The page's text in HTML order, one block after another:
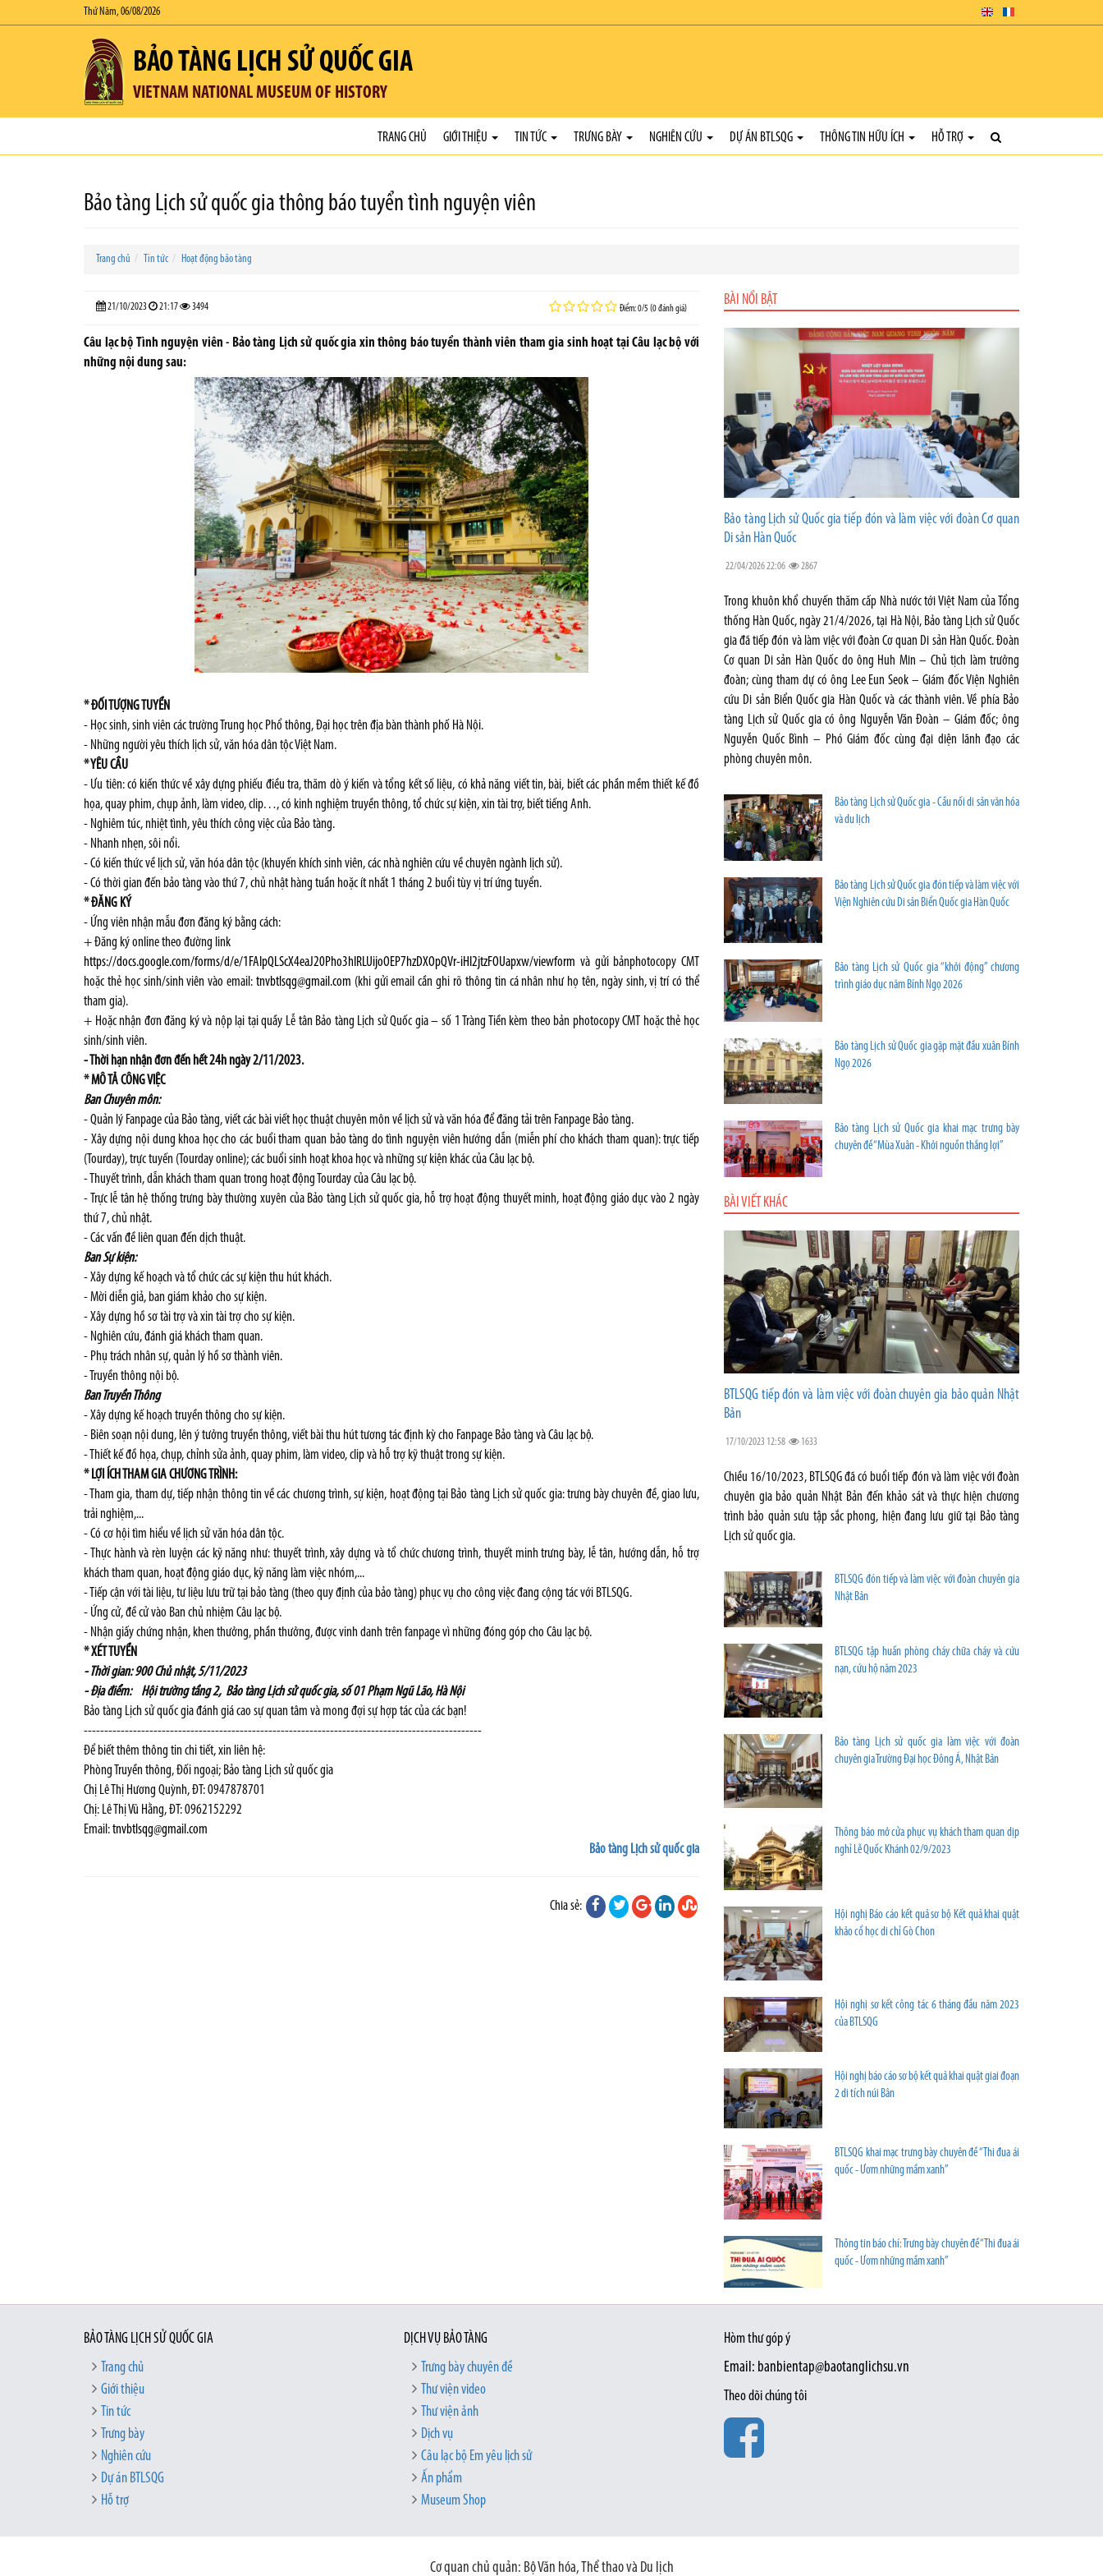
Thứ Năm, 06/08/2026
BẢO TÀNG LỊCH SỬ QUỐC GIA
VIETNAM NATIONAL MUSEUM OF HISTORY
TRANG CHỦ GIỚI THIỆU TIN TỨC TRƯNG BÀY NGHIÊN CỨU DỰ ÁN BTLSQG THÔNG TIN HỮU ÍCH HỖ TRỢ
Bảo tàng Lịch sử quốc gia thông báo tuyển tình nguyện viên
Trang chủ Tin tức Hoạt động bảo tàng
21/10/2023 21:17 3494 Điểm: 0/5 (0 đánh giá)
Câu lạc bộ Tình nguyện viên - Bảo tàng Lịch sử quốc gia xin thông báo tuyển thành viên tham gia sinh hoạt tại Câu lạc bộ với
những nội dung sau:
* ĐỐI TƯỢNG TUYỂN
- Học sinh, sinh viên các trường Trung học Phổ thông, Đại họctrên địa bàn thành phố Hà Nội.
- Những người yêu thích lịch sử, văn hóa dân tộc Việt Nam.
* YÊU CẦU
- Ưu tiên: có kiến thức về xây dựng phiếu điều tra, thăm dò ý kiến và tổng kết số liệu, có khả năng viết tin, bài, biết các phần mềm thiết kế đồ
họa, quay phim, chụp ảnh, làm video, clip…, có kinh nghiệm truyền thông, tổ chức sự kiện, xin tài trợ, biết tiếng Anh.
- Nghiêm túc, nhiệt tình, yêu thích công việc của Bảo tàng.
- Nhanh nhẹn, sôi nổi.
- Có kiến thức về lịch sử, văn hóa dân tộc (khuyến khích sinh viên, các nhà nghiên cứu về chuyên ngành lịch sử).
- Có thời gian đến bảo tàng vào thứ 7, chủ nhật hàng tuần hoặc ít nhất 1 tháng 2 buổi tùy vị trí ứng tuyển.
* ĐĂNG KÝ
- Ứng viên nhận mẫu đơn đăng ký bằng cách:
+ Đăng ký online theo đường link
https://docs.google.com/forms/d/e/1FAIpQLScX4eaJ20Pho3hIRLUijoOEP7hzDXOpQVr-iHI2jtzFOUapxw/viewform và gửi bảnphotocopy CMT
hoặc thẻ học sinh/sinh viên vào email: tnvbtlsqg@gmail.com (khi gửi email cần ghi rõ thông tin cá nhân như họ tên, ngày sinh, vị trí có thể
tham gia).
+ Hoặc nhận đơn đăng ký và nộp lại tại quầy Lễ tân Bảo tàng Lịch sử Quốc gia – số 1 Tràng Tiền kèm theo bản photocopy CMT hoặc thẻ học
sinh/sinh viên.
- Thời hạn nhận đơn đến hết 24h ngày 2/11/2023.
* MÔ TẢ CÔNG VIỆC
Ban Chuyên môn:
- Quản lý Fanpage của Bảo tàng, viết các bài viết học thuật chuyên môn về lịch sử và văn hóa để đăng tải trên Fanpage Bảo tàng.
- Xây dựng nội dung khoa học cho các buổi tham quan bảo tàng do tình nguyện viên hướng dẫn (miễn phí cho khách tham quan): trực tiếp
(Tourday), trực tuyến (Tourday online); các buổi sinh hoạt khoa học và những sự kiện khác của Câu lạc bộ.
- Thuyết trình, dẫn khách tham quan trong hoạt động Tourday của Câu lạc bộ.
- Trực lễ tân hệ thống trưng bày thường xuyên của Bảo tàng Lịch sử quốc gia, hỗ trợ hoạt động thuyết minh, hoạt động giáo dục vào 2 ngày
thứ 7, chủ nhật.
- Các vấn đề liên quan đến dịch thuật.
Ban Sự kiện:
- Xây dựng kế hoạch và tổ chức các sự kiện thu hút khách.
- Mời diễn giả, ban giám khảo cho sự kiện.
- Xây dựng hồ sơ tài trợ và xin tài trợ cho sự kiện.
- Nghiên cứu, đánh giá khách tham quan.
- Phụ trách nhân sự, quản lý hồ sơ thành viên.
- Truyền thông nội bộ.
Ban Truyền Thông
- Xây dựng kế hoạch truyền thông cho sự kiện.
- Biên soạn nội dung, lên ý tưởng truyền thông, viết bài thu hút tương tác định kỳ cho Fanpage Bảo tàng và Câu lạc bộ.
- Thiết kế đồ họa, chụp, chỉnh sửa ảnh, quay phim, làm video, clip và hỗ trợ kỹ thuật trong sự kiện.
* LỢI ÍCH THAM GIA CHƯƠNG TRÌNH:
- Tham gia, tham dự, tiếp nhận thông tin về các chương trình, sự kiện, hoạt động tại Bảo tàng Lịch sử quốc gia: trưng bày chuyên đề, giao lưu,
trải nghiệm,...
- Có cơ hội tìm hiểu về lịch sử văn hóa dân tộc.
- Thực hành và rèn luyện các kỹ năng như: thuyết trình, xây dựng và tổ chức chương trình, thuyết minh trưng bày, lễ tân, hướng dẫn, hỗ trợ
khách tham quan, hoạt động giáo dục, kỹ năng làm việc nhóm,...
- Tiếp cận với tài liệu, tư liệu lưu trữ tại bảo tàng (theo quy định của bảo tàng) phục vụ cho công việc đang cộng tác với BTLSQG.
- Ứng cử, đề cử vào Ban chủ nhiệm Câu lạc bộ.
- Nhận giấy chứng nhận, khen thưởng, phần thưởng, được vinh danh trên fanpage vì những đóng góp cho Câu lạc bộ.
* XÉT TUYỂN
- Thời gian: 900 Chủ nhật, 5/11/2023
- Địa điểm: Hội trường tầng 2, Bảo tàng Lịch sử quốc gia, số01 Phạm Ngũ Lão, Hà Nội
Bảo tàng Lịch sử quốc gia đánh giá cao sự quan tâm và mong đợi sự hợp tác của các bạn!
-------------------------------------------------------------------------------------------------
Để biết thêm thông tin chi tiết, xin liên hệ:
Phòng Truyền thông, Đối ngoại; Bảo tàng Lịch sử quốc gia
Chị Lê Thị Hương Quỳnh, ĐT: 0947878701
Chị: Lê Thị Vũ Hằng, ĐT: 0962152292
Email:tnvbtlsqg@gmail.com
Bảo tàng Lịch sử quốc gia
Chia sẻ:
BÀI NỔI BẬT
Bảo tàng Lịch sử Quốc gia tiếp đón và làm việc với đoàn Cơ quan
Di sản Hàn Quốc
22/04/2026 22:06 2867
Trong khuôn khổ chuyến thăm cấp Nhà nước tới Việt Nam của Tổng
thống Hàn Quốc, ngày 21/4/2026, tại Hà Nội, Bảo tàng Lịch sử Quốc
gia đã tiếp đón và làm việc với đoàn Cơ quan Di sản Hàn Quốc. Đoàn
Cơ quan Di sản Hàn Quốc do ông Huh Min – Chủ tịch làm trưởng
đoàn; cùng tham dự có ông Lee Eun Seok – Giám đốc Viện Nghiên
cứu Di sản Biển Quốc gia Hàn Quốc và các thành viên. Về phía Bảo
tàng Lịch sử Quốc gia có ông Nguyễn Văn Đoàn – Giám đốc; ông
Nguyễn Quốc Bình – Phó Giám đốc cùng đại diện lãnh đạo các
phòng chuyên môn.
Bảo tàng Lịch sử Quốc gia - Cầu nối di sản văn hóa
và du lịch
Bảo tàng Lịch sử Quốc gia đón tiếp và làm việc với
Viện Nghiên cứu Di sản Biển Quốc gia Hàn Quốc
Bảo tàng Lịch sử Quốc gia “khởi động” chương
trình giáo dục năm Bính Ngọ 2026
Bảo tàng Lịch sử Quốc gia gặp mặt đầu xuân Bính
Ngọ 2026
Bảo tàng Lịch sử Quốc gia khai mạc trưng bày
chuyên đề “Mùa Xuân - Khởi nguồn thắng lợi”
BÀI VIẾT KHÁC
BTLSQG tiếp đón và làm việc với đoàn chuyên gia bảo quản Nhật
Bản
17/10/2023 12:58 1633
Chiều 16/10/2023, BTLSQG đã có buổi tiếp đón và làm việc với đoàn
chuyên gia bảo quản Nhật Bản đến khảo sát và thực hiện chương
trình bảo quản sưu tập sắc phong, hiện đang lưu giữ tại Bảo tàng
Lịch sử quốc gia.
BTLSQG đón tiếp và làm việc với đoàn chuyên gia
Nhật Bản
BTLSQG tập huấn phòng cháy chữa cháy và cứu
nạn, cứu hộ năm 2023
Bảo tàng Lịch sử quốc gia làm việc với đoàn
chuyên gia Trường Đại học Đông Á, Nhật Bản
Thông báo mở cửa phục vụ khách tham quan dịp
nghỉ Lễ Quốc Khánh 02/9/2023
Hội nghị Báo cáo kết quả sơ bộ Kết quả khai quật
khảo cổ học di chỉ Gò Chon
Hội nghị sơ kết công tác 6 tháng đầu năm 2023
của BTLSQG
Hội nghị báo cáo sơ bộ kết quả khai quật giai đoạn
2 di tích núi Bân
BTLSQG khai mạc trưng bày chuyên đề “Thi đua ái
quốc - Ươm những mầm xanh”
Thông tin báo chí: Trưng bày chuyên đề “Thi đua ái
quốc - Ươm những mầm xanh”
BẢO TÀNG LỊCH SỬ QUỐC GIA
Trang chủ
Giới thiệu
Tin tức
Trưng bày
Nghiên cứu
Dự án BTLSQG
Hỗ trợ
DỊCH VỤ BẢO TÀNG
Trưng bày chuyên đề
Thư viện video
Thư viện ảnh
Dịch vụ
Câu lạc bộ Em yêu lịch sử
Ấn phẩm
Museum Shop
Hòm thư góp ý
Email: banbientap@baotanglichsu.vn
Theo dõi chúng tôi
Cơ quan chủ quản: Bộ Văn hóa, Thể thao và Du lịch